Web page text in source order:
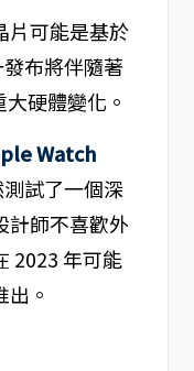
可能是基於
布將伴隨著
硬體變化。
Watch
試了一個深
師不喜歡外
2023 年可能
。